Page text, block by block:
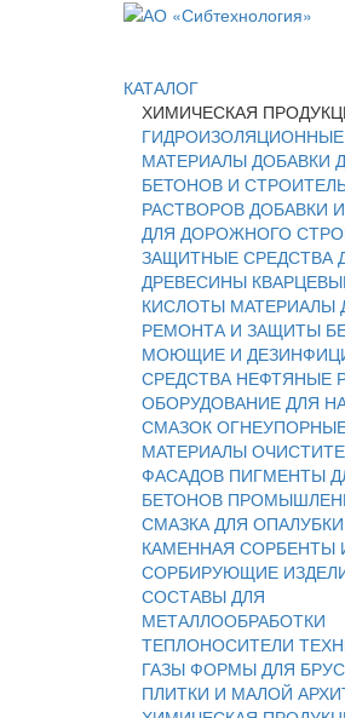
КАТАЛОГ
ХИМИЧЕСКАЯ
ГИДРОИЗОЛЯЦИОННЫЕ
МАТЕРИАЛЫ ДОБАВКИ
БЕТОНОВ И
РАСТВОРОВ ДОБАВКИ
ДЛЯ ДОРОЖНОГО
ЗАЩИТНЫЕ СРЕДСТВА
ДРЕВЕСИНЫ
КИСЛОТЫ МАТЕРИАЛЫ
РЕМОНТА И ЗАЩИТЫ
МОЮЩИЕ И
СРЕДСТВА НЕФТЯНЫЕ
ОБОРУДОВАНИЕ ДЛЯ
СМАЗОК
МАТЕРИАЛЫ
ФАСАДОВ ПИГМЕНТЫ
БЕТОНОВ
СМАЗКА ДЛЯ ОПАЛУБКИ
КАМЕННАЯ СОРБЕНТЫ
СОРБИРУЮЩИЕ
СОСТАВЫ ДЛЯ
МЕТАЛЛООБРАБОТКИ
ТЕПЛОНОСИТЕЛИ
ГАЗЫ ФОРМЫ ДЛЯ
ПЛИТКИ И МАЛОЙ